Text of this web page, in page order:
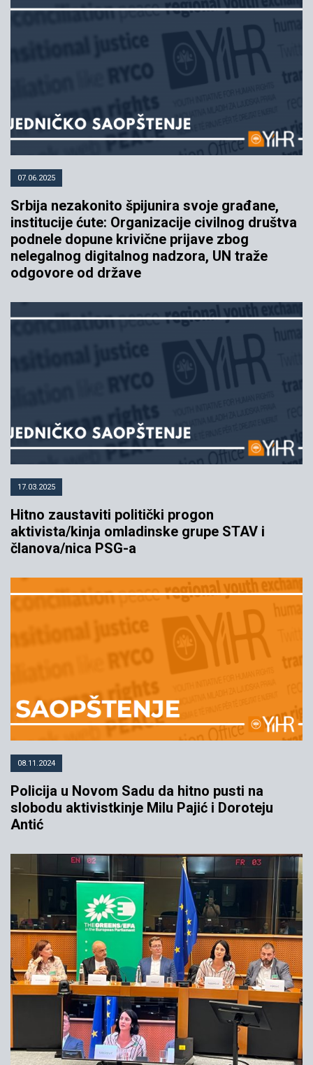
07.06.2025
Srbija nezakonito špijunira svoje građane,
institucije ćute: Organizacije civilnog društva
podnele dopune krivične prijave zbog
nelegalnog digitalnog nadzora, UN traže
odgovore od države
17.03.2025
Hitno zaustaviti politički progon
aktivista/kinja omladinske grupe STAV i
članova/nica PSG-a
08.11.2024
Policija u Novom Sadu da hitno pusti na
slobodu aktivistkinje Milu Pajić i Doroteju
Antić